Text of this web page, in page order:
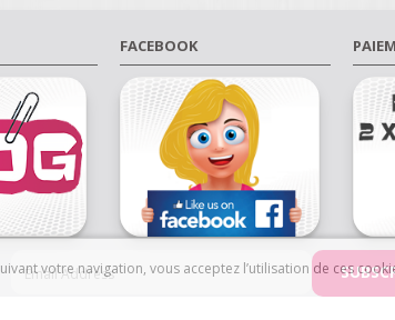
FACEBOOK
votre navigation, vous acceptez l’utilisation de ces